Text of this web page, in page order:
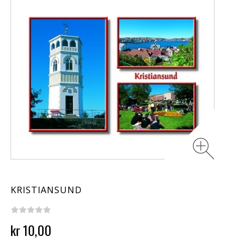
KRISTIANSUND
kr 10,00